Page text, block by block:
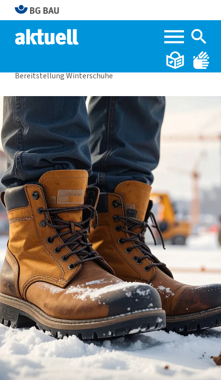
Bereitstellung Winterschuhe